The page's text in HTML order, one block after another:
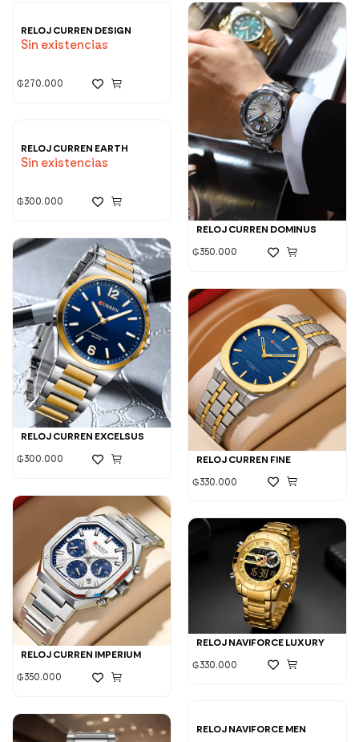
RELOJ CURREN DESIGN
Sin existencias
₲270.000
RELOJ CURREN DOMINUS
₲350.000
RELOJ CURREN EARTH
Sin existencias
₲300.000
RELOJ CURREN EXCELSUS
₲300.000 RELOJ CURREN FINE
₲330.000
RELOJ CURREN IMPERIUM
₲350.000
RELOJ NAVIFORCE LUXURY
₲330.000
RELOJ NAVIFORCE MEN